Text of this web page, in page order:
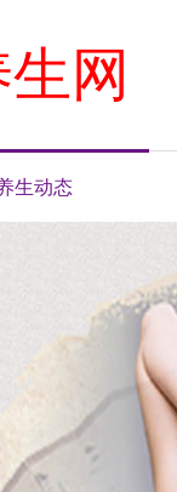
网
生动态